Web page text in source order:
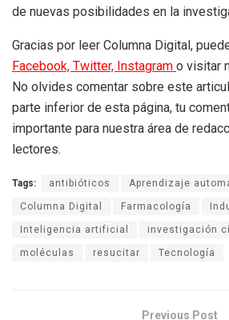
de nuevas posibilidades en la
Gracias por leer Columna Digital,
Facebook, Twitter, Instagram o visitar
No olvides comentar sobre este
parte inferior de esta página, tu
importante para nuestra área de
lectores.
Tags: antibióticos Aprendizaje
Columna Digital Farmacología
Inteligencia artificial investigación
moléculas resucitar Tecnología
Previous Post